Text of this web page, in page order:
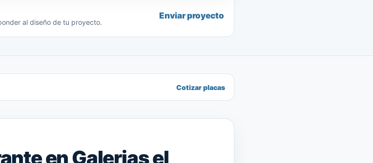
al diseño de tu proyecto.
Enviar proyecto
Cotizar placas
en Galerias el